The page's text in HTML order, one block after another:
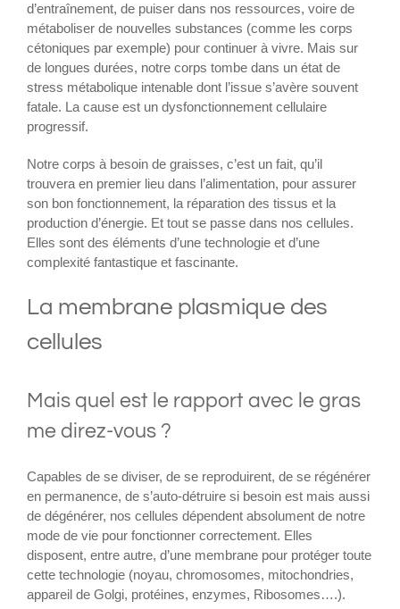
d’entraînement, de puiser dans nos ressources, voire de
métaboliser de nouvelles substances (comme les corps
cétoniques par exemple) pour continuer à vivre. Mais sur
de longues durées, notre corps tombe dans un état de
stress métabolique intenable dont l’issue s’avère souvent
fatale. La cause est un dysfonctionnement cellulaire
progressif.
Notre corps à besoin de graisses, c’est un fait, qu’il
trouvera en premier lieu dans l’alimentation, pour assurer
son bon fonctionnement, la réparation des tissus et la
production d’énergie. Et tout se passe dans nos cellules.
Elles sont des éléments d’une technologie et d’une
complexité fantastique et fascinante.
La membrane plasmique des
cellules
Mais quel est le rapport avec le gras
me direz-vous ?
Capables de se diviser, de se reproduirent, de se régénérer
en permanence, de s’auto-détruire si besoin est mais aussi
de dégénérer, nos cellules dépendent absolument de notre
mode de vie pour fonctionner correctement. Elles
disposent, entre autre, d’une membrane pour protéger toute
cette technologie (noyau, chromosomes, mitochondries,
appareil de Golgi, protéines, enzymes, Ribosomes….).